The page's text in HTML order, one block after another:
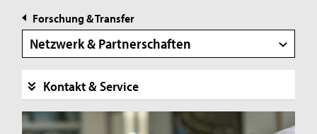
Forschung & Transfer
Netzwerk & Partnerschaften
Kontakt & Service